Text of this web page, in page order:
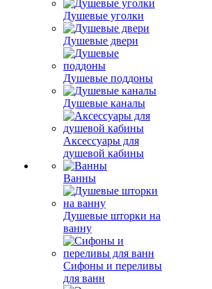
Душевые уголки
Душевые двери
Душевые поддоны
Душевые каналы
Аксессуары для
душевой кабины
Ванны
Душевые шторки на
ванну
Сифоны и переливы
для ванн